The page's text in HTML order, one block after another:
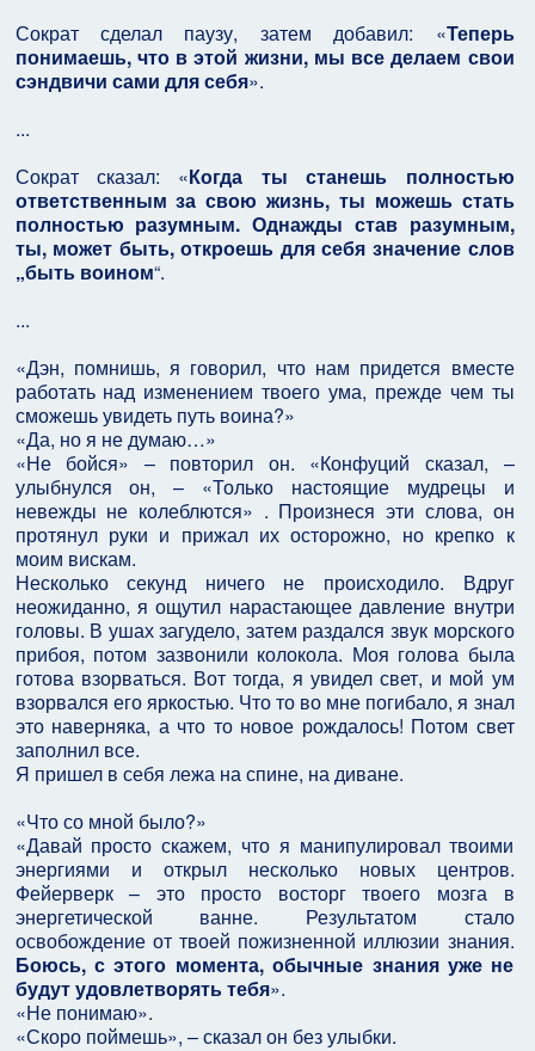
Сократ сделал паузу, затем добавил: «Теперь
понимаешь, что в этой жизни, мы все делаем свои
сэндвичи сами для себя».
...
Сократ сказал: «Когда ты станешь полностью
ответственным за свою жизнь, ты можешь стать
полностью разумным. Однажды став разумным,
ты, может быть, откроешь для себя значение слов
„быть воином“.
...
«Дэн, помнишь, я говорил, что нам придется вместе
работать над изменением твоего ума, прежде чем ты
сможешь увидеть путь воина?»
«Да, но я не думаю…»
«Не бойся» – повторил он. «Конфуций сказал, –
улыбнулся он, – «Только настоящие мудрецы и
невежды не колеблются» . Произнеся эти слова, он
протянул руки и прижал их осторожно, но крепко к
моим вискам.
Несколько секунд ничего не происходило. Вдруг
неожиданно, я ощутил нарастающее давление внутри
головы. В ушах загудело, затем раздался звук морского
прибоя, потом зазвонили колокола. Моя голова была
готова взорваться. Вот тогда, я увидел свет, и мой ум
взорвался его яркостью. Что то во мне погибало, я знал
это наверняка, а что то новое рождалось! Потом свет
заполнил все.
Я пришел в себя лежа на спине, на диване.
«Что со мной было?»
«Давай просто скажем, что я манипулировал твоими
энергиями и открыл несколько новых центров.
Фейерверк – это просто восторг твоего мозга в
энергетической ванне. Результатом стало
освобождение от твоей пожизненной иллюзии знания.
Боюсь, с этого момента, обычные знания уже не
будут удовлетворять тебя».
«Не понимаю».
«Скоро поймешь», – сказал он без улыбки.